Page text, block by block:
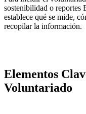
sostenibilidad o reportes
establece qué se mide,
recopilar la información.
Elementos
Voluntariado